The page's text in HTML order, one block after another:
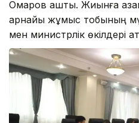
Омаров ашты. Жиынға
арнайы жұмыс тобының
мен министрлік өкілдері